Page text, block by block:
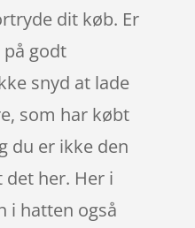
dit køb. Er
godt
snyd at lade
som har købt
du er ikke den
det her. Her i
i hatten også